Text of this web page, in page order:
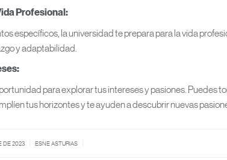
Profesional:
específicos, la universidad te prepara para la vida
y adaptabilidad.
para explorar tus intereses y pasiones. Puedes
tus horizontes y te ayuden a descubrir nuevas
DE 2023 ESNE ASTURIAS